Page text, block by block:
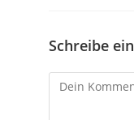
Schreibe